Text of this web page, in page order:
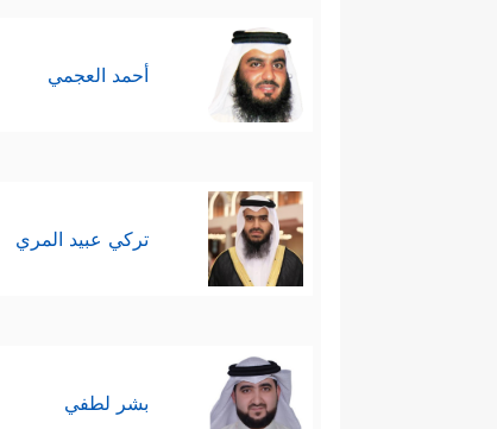
أحمد العجمي
تركي عبيد المري
بشر لطفي